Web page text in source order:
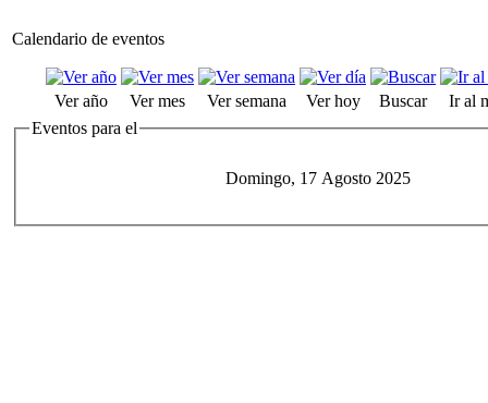
Calendario de eventos
Ver año Ver mes Ver semana Ver hoy Buscar
Ir al
Eventos para el
Domingo, 17 Agosto 2025